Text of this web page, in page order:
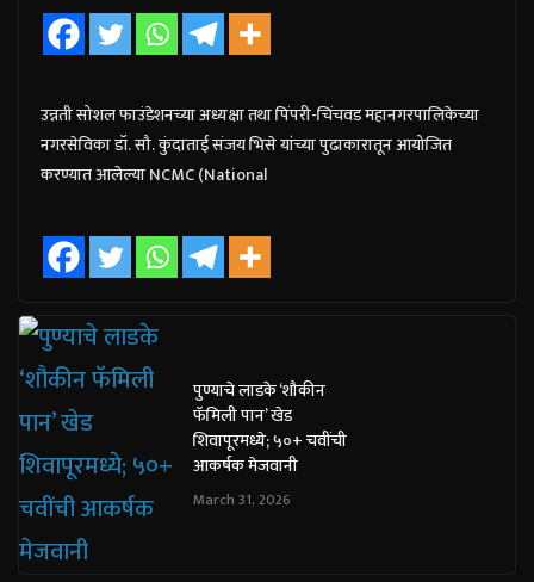
उन्नती सोशल फाउंडेशनच्या अध्यक्षा तथा पिंपरी-चिंचवड महानगरपालिकेच्या
नगरसेविका डॉ. सौ. कुंदाताई संजय भिसे यांच्या पुढाकारातून आयोजित
करण्यात आलेल्या NCMC (National
पुण्याचे लाडके ‘शौकीन
फॅमिली पान’ खेड
शिवापूरमध्ये; ५०+ चवींची
आकर्षक मेजवानी
March 31, 2026